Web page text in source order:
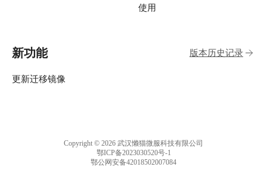
使用
新功能 版本历史记录
更新迁移镜像
Copyright © 2026 武汉懒猫微服科技有限公司
鄂ICP备2023030520号-1
鄂公网安备42018502007084